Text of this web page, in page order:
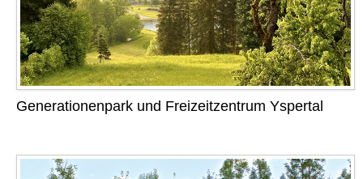
Generationenpark und Freizeitzentrum Yspertal